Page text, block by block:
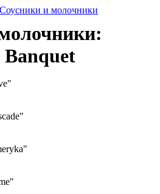
Соусники и молочники